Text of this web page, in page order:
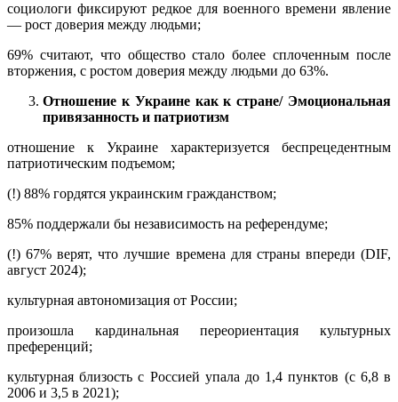
социологи фиксируют редкое для военного времени явление
— рост доверия между людьми;
69% считают, что общество стало более сплоченным после
вторжения, с ростом доверия между людьми до 63%.
Отношение к Украине как к стране/ Эмоциональная
привязанность и патриотизм
отношение к Украине характеризуется беспрецедентным
патриотическим подъемом;
(!) 88% гордятся украинским гражданством;
85% поддержали бы независимость на референдуме;
(!) 67% верят, что лучшие времена для страны впереди (DIF,
август 2024);
культурная автономизация от России;
произошла кардинальная переориентация культурных
преференций;
культурная близость с Россией упала до 1,4 пунктов (с 6,8 в
2006 и 3,5 в 2021);